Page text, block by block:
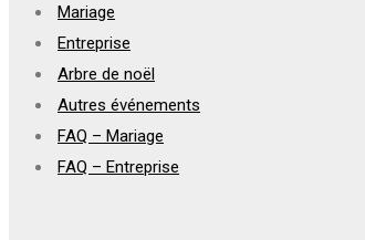
Mariage
Entreprise
Arbre de noël
Autres événements
FAQ – Mariage
FAQ – Entreprise